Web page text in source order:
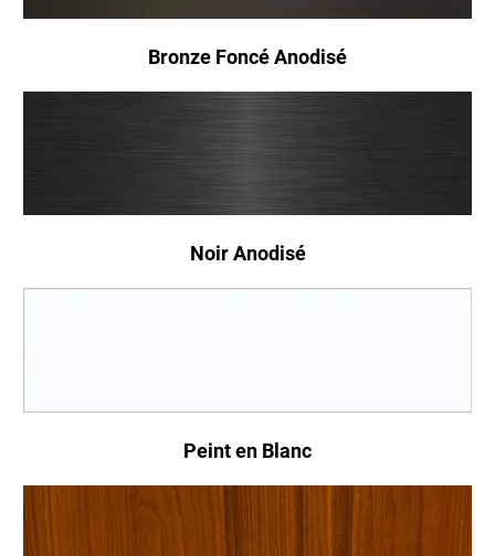
Bronze Foncé Anodisé
Noir Anodisé
Peint en Blanc